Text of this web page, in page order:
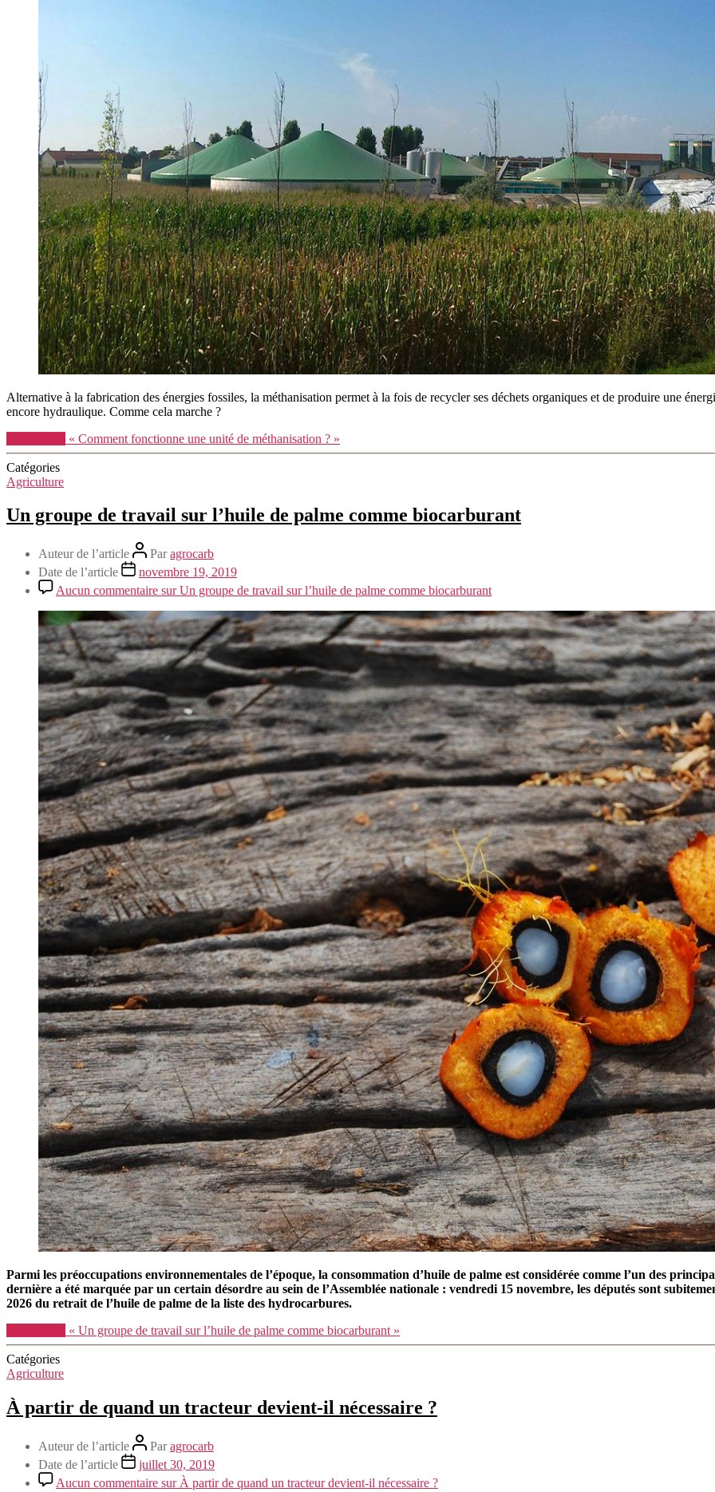
Alternative à la fabrication des énergies fossiles, la méthanisation permet à la fois de recycler ses déchets organiques et de produire une
encore hydraulique. Comme cela marche ?
« Comment fonctionne une unité de méthanisation ? »
Catégories
Agriculture
Un groupe de travail sur l’huile de palme comme biocarburant
Auteur de l’article Paragrocarb
Date de l’article
novembre 19, 2019
Aucun commentaire sur Un groupe de travail sur l’huile de palme comme biocarburant
Parmi les préoccupations environnementales de l’époque, la consommation d’huile de palme est considérée comme l’un des
dernière a été marquée par un certain désordre au sein de l’Assemblée nationale : vendredi 15 novembre, les députés sont
2026 du retrait de l’huile de palme de la liste des hydrocarbures.
« Un groupe de travail sur l’huile de palme comme biocarburant »
Catégories
Agriculture
À partir de quand un tracteur devient-il nécessaire ?
Auteur de l’article Paragrocarb
Date de l’article
juillet 30, 2019
Aucun commentaire sur À partir de quand un tracteur devient-il nécessaire ?